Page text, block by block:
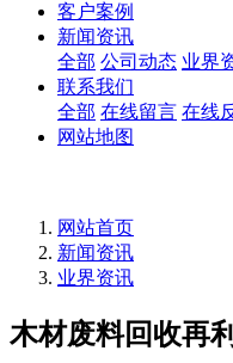
客户案例
新闻资讯
全部 公司动态 业界
联系我们
全部 在线留言 在线
网站地图
网站首页
新闻资讯
业界资讯
木材废料回收再